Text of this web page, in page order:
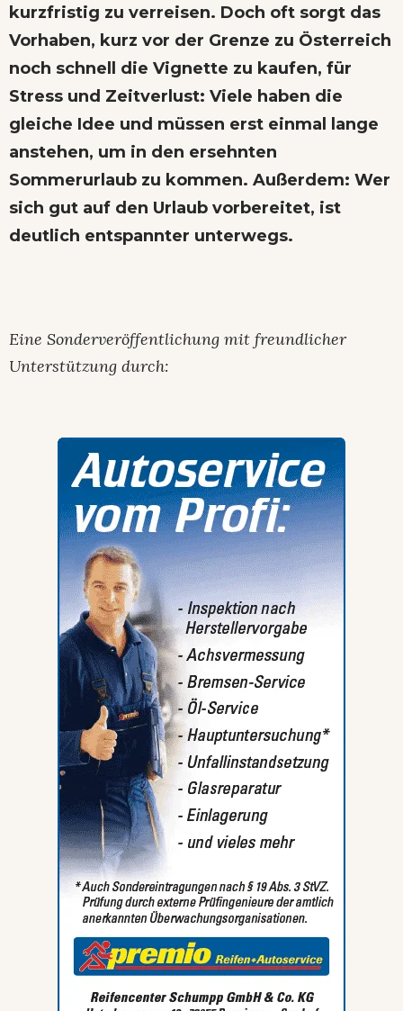
kurzfristig zu verreisen. Doch oft sorgt das
Vorhaben, kurz vor der Grenze zu Österreich
noch schnell die Vignette zu kaufen, für
Stress und Zeitverlust: Viele haben die
gleiche Idee und müssen erst einmal lange
anstehen, um in den ersehnten
Sommerurlaub zu kommen. Außerdem: Wer
sich gut auf den Urlaub vorbereitet, ist
deutlich entspannter unterwegs.
Eine Sonderveröffentlichung mit freundlicher
Unterstützung durch: